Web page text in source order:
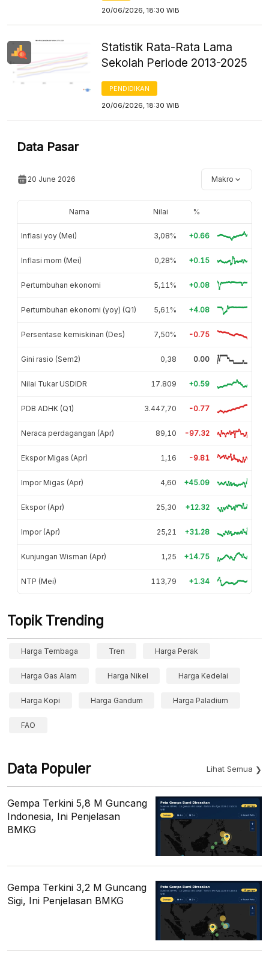
20/06/2026, 18:30 WIB
Statistik Rata-Rata Lama
Sekolah Periode 2013-2025
PENDIDIKAN
20/06/2026, 18:30 WIB
Data Pasar
20 June 2026 Makro
Nama Nilai %
Inflasi yoy (Mei) 3,08% +0.66
Inflasi mom (Mei) 0,28% +0.15
Pertumbuhan ekonomi 5,11% +0.08
Pertumbuhan ekonomi (yoy) (Q1) 5,61% +4.08
Persentase kemiskinan (Des) 7,50% -0.75
Gini rasio (Sem2) 0,38 0.00
Nilai Tukar USDIDR 17.809 +0.59
PDB ADHK (Q1) 3.447,70 -0.77
Neraca perdagangan (Apr) 89,10 -97.32
Ekspor Migas (Apr) 1,16 -9.81
Impor Migas (Apr) 4,60 +45.09
Ekspor (Apr) 25,30 +12.32
Impor (Apr) 25,21 +31.28
Kunjungan Wisman (Apr) 1,25 +14.75
NTP (Mei) 113,79 +1.34
Topik Trending
Harga Tembaga Tren Harga Perak
Harga Gas Alam Harga Nikel Harga Kedelai
Harga Kopi Harga Gandum Harga Paladium
FAO
Data Populer Lihat Semua
Gempa Terkini 5,8 M Guncang
Indonesia, Ini Penjelasan
BMKG
Gempa Terkini 3,2 M Guncang
Sigi, Ini Penjelasan BMKG